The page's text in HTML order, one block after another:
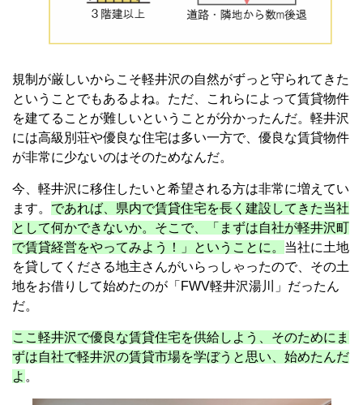
規制が厳しいからこそ軽井沢の自然がずっと守られてきた
ということでもあるよね。ただ、これらによって賃貸物件
を建てることが難しいということが分かったんだ。軽井沢
には高級別荘や優良な住宅は多い一方で、優良な賃貸物件
が非常に少ないのはそのためなんだ。
今、軽井沢に移住したいと希望される方は非常に増えてい
ます。 であれば、県内で賃貸住宅を長く建設してきた当社
として何かできないか。そこで、「まずは自社が軽井沢町
で賃貸経営をやってみよう！」ということに。 当社に土地
を貸してくださる地主さんがいらっしゃったので、その土
地をお借りして始めたのが「FWV軽井沢湯川」だったん
だ。
ここ軽井沢で優良な賃貸住宅を供給しよう、そのためにま
ずは自社で軽井沢の賃貸市場を学ぼうと思い、始めたんだ
よ 。